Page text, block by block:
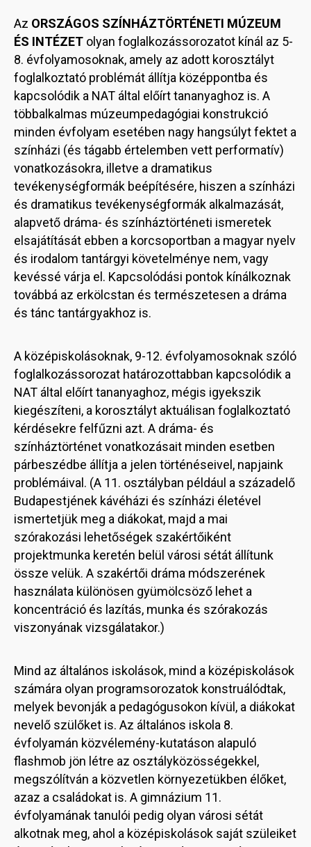
Az ORSZÁGOS SZÍNHÁZTÖRTÉNETI MÚZEUM
ÉS INTÉZET olyan foglalkozássorozatot kínál az 5-
8. évfolyamosoknak, amely az adott korosztályt
foglalkoztató problémát állítja középpontba és
kapcsolódik a NAT által előírt tananyaghoz is. A
többalkalmas múzeumpedagógiai konstrukció
minden évfolyam esetében nagy hangsúlyt fektet a
színházi (és tágabb értelemben vett performatív)
vonatkozásokra, illetve a dramatikus
tevékenységformák beépítésére, hiszen a színházi
és dramatikus tevékenységformák alkalmazását,
alapvető dráma- és színháztörténeti ismeretek
elsajátítását ebben a korcsoportban a magyar nyelv
és irodalom tantárgyi követelménye nem, vagy
kevéssé várja el. Kapcsolódási pontok kínálkoznak
továbbá az erkölcstan és természetesen a dráma
és tánc tantárgyakhoz is.
A középiskolásoknak, 9-12. évfolyamosoknak szóló
foglalkozássorozat határozottabban kapcsolódik a
NAT által előírt tananyaghoz, mégis igyekszik
kiegészíteni, a korosztályt aktuálisan foglalkoztató
kérdésekre felfűzni azt. A dráma- és
színháztörténet vonatkozásait minden esetben
párbeszédbe állítja a jelen történéseivel, napjaink
problémáival. (A 11. osztályban például a századelő
Budapestjének kávéházi és színházi életével
ismertetjük meg a diákokat, majd a mai
szórakozási lehetőségek szakértőiként
projektmunka keretén belül városi sétát állítunk
össze velük. A szakértői dráma módszerének
használata különösen gyümölcsöző lehet a
koncentráció és lazítás, munka és szórakozás
viszonyának vizsgálatakor.)
Mind az általános iskolások, mind a középiskolások
számára olyan programsorozatok konstruálódtak,
melyek bevonják a pedagógusokon kívül, a diákokat
nevelő szülőket is. Az általános iskola 8.
évfolyamán közvélemény-kutatáson alapuló
flashmob jön létre az osztályközösségekkel,
megszólítván a közvetlen környezetükben élőket,
azaz a családokat is. A gimnázium 11.
évfolyamának tanulói pedig olyan városi sétát
alkotnak meg, ahol a középiskolások saját szüleiket